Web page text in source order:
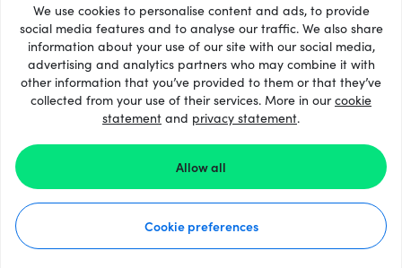
We use cookies to personalise content and ads, to provide
social media features and to analyse our traffic. We also share
information about your use of our site with our social media,
advertising and analytics partners who may combine it with
other information that you’ve provided to them or that they’ve
collected from your use of their services. More in ourcookie
statement and privacy statement.
Allow all
Cookie preferences
Continuar con Google
Continuar con Facebook
Al iniciar sesión en Recharge.com, aceptas nuestro
Términos y Condicionesy laDeclaración De Privacidad.
33 + formas de pago
Ver todo
© 2026 Recharge.com
Declaración de privacidad